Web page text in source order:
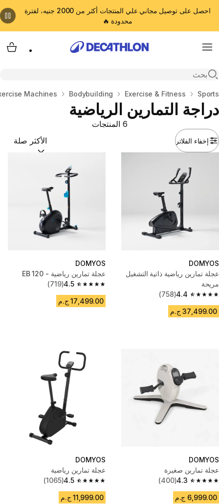
احصل على توصيل مجاني علي المنتجات أكثر من 2000 جنيه، لفترة
محدودة 🔥
Menu
Open search
المنزل
Sports
Exercise & Fitness
Bodybuilding
Machines
دراجة التمارين الرياضية
إخفاء الفلاتر
6 المنتجات
ترتيب حسب:
DOMYOS
عجلة تمارين رياضية ذاتية التشغيل
مريحة
4.4
4.4 out of 5 stars from 758 reviews
(758)
37,499.00 ج.م
DOMYOS
عجلة تمارين رياضية - EB 120
4.5
4.5 out of 5 stars from 719 reviews
(719)
17,499.00 ج.م
DOMYOS
عجلة تمارين صغيرة
4.3
4.3 out of 5 stars from 400 reviews
(400)
6,999.00 ج.م
DOMYOS
عجلة تمارين رياضية
4.5
4.5 out of 5 stars from 1065 reviews
(1065)
11,999.00 ج.م